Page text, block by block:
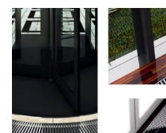
Решетка алюминиевая
5
Комплект S рамка с
конвекторов
4